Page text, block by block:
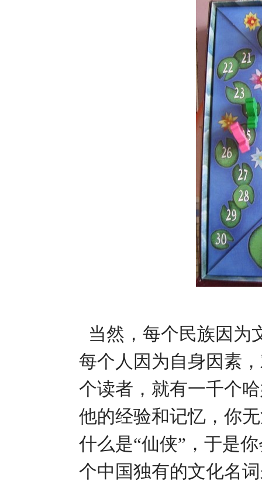
当然，每个民族因为
每个人因为自身因素
个读者，就有一千个
他的经验和记忆，你
什么是“仙侠”，于是
个中国独有的文化名